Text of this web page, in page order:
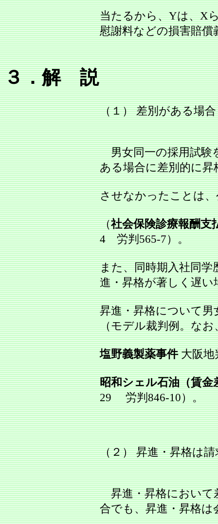
当たるから、Yは、X
慰謝料などの損害賠償
３．解 説
（１） 差別がある場合
男女同一の採用試験
ある場合に差別的に昇
させなかったことは
（社会保険診療報酬支
4 労判565‐7）。
また、同時期入社同
進・昇格が著しく遅い
昇進・昇格について
（モデル裁判例。なお
塩野義製薬事件大阪地
昭和シェル石油（賃金
29 労判846‐10）。
（２） 昇進・昇格は
昇進・昇格において
合でも、昇進・昇格は